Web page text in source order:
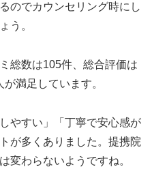
のでカウンセリング時にし
う。
総数は105件、総合評価は
満足しています。
やすい」「丁寧で安心感が
が多くありました。提携院
変わらないようですね。